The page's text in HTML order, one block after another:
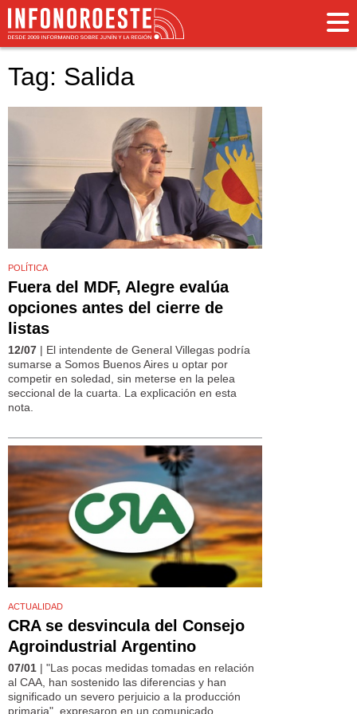
Tag: Salida
POLÍTICA
Fuera del MDF, Alegre evalúa
opciones antes del cierre de
listas
12/07 | El intendente de General Villegas podría
sumarse a Somos Buenos Aires u optar por
competir en soledad, sin meterse en la pelea
seccional de la cuarta. La explicación en esta
nota.
ACTUALIDAD
CRA se desvincula del Consejo
Agroindustrial Argentino
07/01 | "Las pocas medidas tomadas en relación
al CAA, han sostenido las diferencias y han
significado un severo perjuicio a la producción
primaria", expresaron en un comunicado.